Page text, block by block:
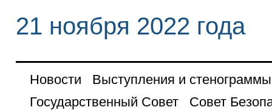
21 ноября 2022 года
Новости
Выступления и стенограммы
Государственный Совет
Совет